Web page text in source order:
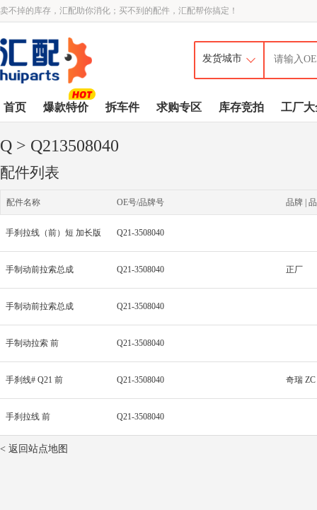
卖不掉的库存，汇配助你消化；买不到的配件，汇配帮你搞定！
首页 爆款特价 拆车件 求购专区 库存竞拍 工厂大
Q > Q213508040
配件列表
配件名称 OE号/品牌号 品牌 |
手刹拉线（前）短 加长版 Q21-3508040
手制动前拉索总成 Q21-3508040 正厂
手制动前拉索总成 Q21-3508040
手制动拉索 前 Q21-3508040
手刹线# Q21 前 Q21-3508040 奇瑞 ZC
手刹拉线 前 Q21-3508040
< 返回站点地图